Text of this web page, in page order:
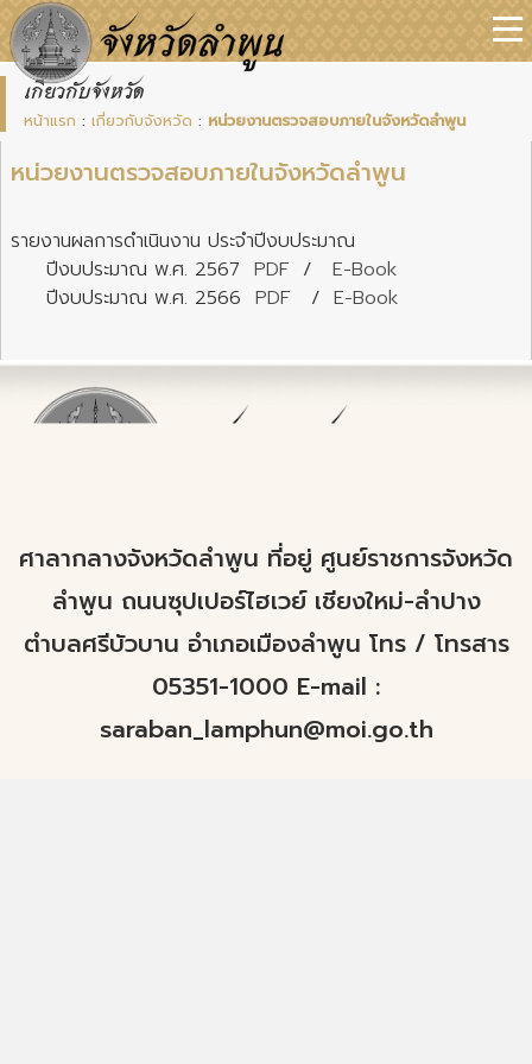
เกี่ยวกับจังหวัด
หน้าแรก : เกี่ยวกับจังหวัด : หน่วยงานตรวจสอบภายในจังหวัดลำพูน
หน่วยงานตรวจสอบภายในจังหวัดลำพูน
รายงานผลการดำเนินงาน ประจำปีงบประมาณ
ปีงบประมาณ พ.ศ. 2567 PDF / E-Book
ปีงบประมาณ พ.ศ. 2566 PDF / E-Book
ศาลากลางจังหวัดลำพูน ที่อยู่ ศูนย์ราชการจังหวัด
ลำพูน ถนนซุปเปอร์ไฮเวย์ เชียงใหม่-ลำปาง
ตำบลศรีบัวบาน อำเภอเมืองลำพูน โทร / โทรสาร
05351-1000 E-mail :
saraban_lamphun@moi.go.th